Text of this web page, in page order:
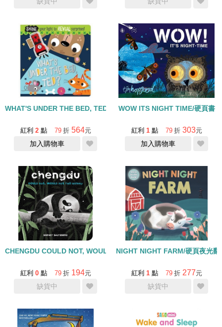
WHAT'S UNDER THE BED, TED? /精裝+小手電筒/Phonic-短母音e
紅利 2 點 79 折 564元
加入購物車
WOW ITS NIGHT TIME/硬頁書
紅利 1 點 79 折 303元
加入購物車
CHENGDU COULD NOT, WOULD NOT FALL ASLEEP /硬頁書
紅利 0 點 79 折 194元
缺貨中
NIGHT NIGHT FARM/硬頁夜光翻
紅利 1 點 79 折 277元
缺貨中